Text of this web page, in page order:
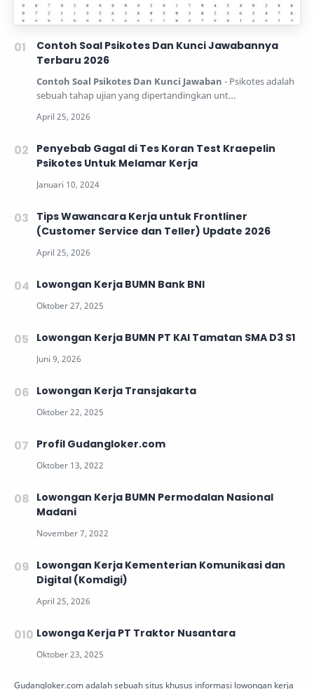
Contoh Soal Psikotes Dan Kunci Jawabannya
Terbaru 2026
Contoh Soal Psikotes Dan Kunci Jawaban - Psikotes adalah
sebuah tahap ujian yang dipertandingkan unt…
Penyebab Gagal di Tes Koran Test Kraepelin
Psikotes Untuk Melamar Kerja
Tips Wawancara Kerja untuk Frontliner
(Customer Service dan Teller) Update 2026
Lowongan Kerja BUMN Bank BNI
Lowongan Kerja BUMN PT KAI Tamatan SMA D3 S1
Lowongan Kerja Transjakarta
Profil Gudangloker.com
Lowongan Kerja BUMN Permodalan Nasional
Madani
Lowongan Kerja Kementerian Komunikasi dan
Digital (Komdigi)
Lowonga Kerja PT Traktor Nusantara
Gudangloker.com adalah sebuah situs khusus informasi lowongan kerja